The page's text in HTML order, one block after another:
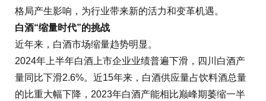
格局产生影响，为行业带来新的活力和变革机遇。
白酒“缩量时代”的挑战
近年来，白酒市场缩量趋势明显。
2024年上半年白酒上市企业业绩普遍下滑，四川白酒产
量同比下滑2.6%。近15年来，白酒供应量占饮料酒总量
的比重大幅下降，2023年白酒产能相比巅峰期萎缩一半